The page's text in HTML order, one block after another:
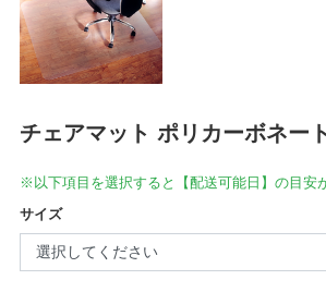
チェアマット ポリカーボネー
※以下項目を選択すると【配送可能日】の目安
サイズ